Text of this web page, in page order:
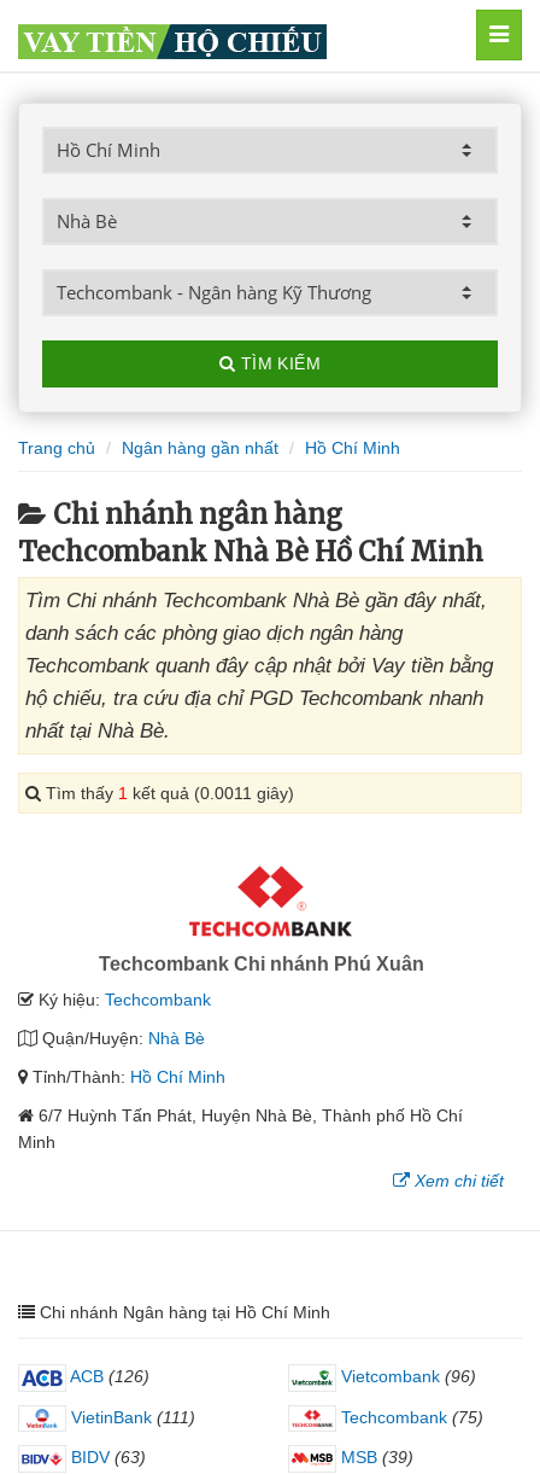
TÌM KIẾM
Trang chủ Ngân hàng gần nhất Hồ Chí Minh
Chi nhánh ngân hàng
Techcombank Nhà Bè Hồ Chí Minh
Tìm Chi nhánh Techcombank Nhà Bè gần đây nhất,
danh sách các phòng giao dịch ngân hàng
Techcombank quanh đây cập nhật bởi Vay tiền bằng
hộ chiếu, tra cứu địa chỉ PGD Techcombank nhanh
nhất tại Nhà Bè.
Tìm thấy 1 kết quả (0.0011 giây)
Techcombank Chi nhánh Phú Xuân
Ký hiệu: Techcombank
Quận/Huyện: Nhà Bè
Tỉnh/Thành: Hồ Chí Minh
6/7 Huỳnh Tấn Phát, Huyện Nhà Bè, Thành phố Hồ Chí
Minh
Xem chi tiết
Chi nhánh Ngân hàng tại Hồ Chí Minh
ACB (126) Vietcombank (96)
VietinBank (111) Techcombank (75)
BIDV (63) MSB (39)